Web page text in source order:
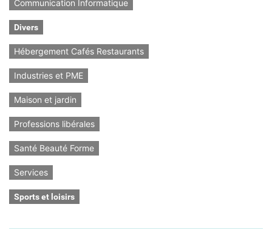
Communication Informatique
Divers
Hébergement Cafés Restaurants
Industries et PME
Maison et jardin
Professions libérales
Santé Beauté Forme
Services
Sports et loisirs